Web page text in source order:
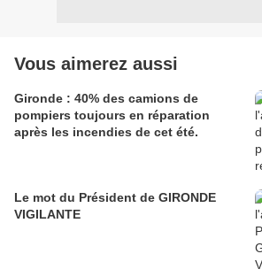
Vous aimerez aussi
Gironde : 40% des camions de
pompiers toujours en réparation
après les incendies de cet été.
Le mot du Président de GIRONDE
VIGILANTE